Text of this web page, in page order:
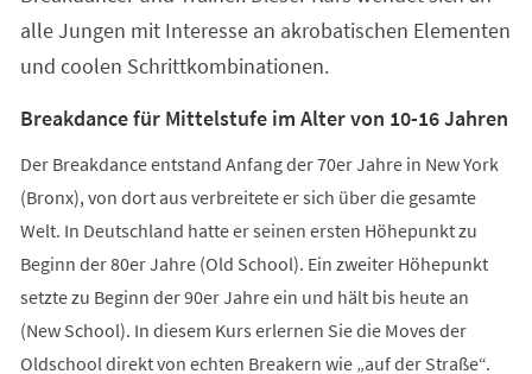
alle Jungen mit Interesse an akrobatischen Elementen
und coolen Schrittkombinationen.
Breakdance für Mittelstufe im Alter von 10-16 Jahren
Der Breakdance entstand Anfang der 70er Jahre in New York
(Bronx), von dort aus verbreitete er sich über die gesamte
Welt. In Deutschland hatte er seinen ersten Höhepunkt zu
Beginn der 80er Jahre (Old School). Ein zweiter Höhepunkt
setzte zu Beginn der 90er Jahre ein und hält bis heute an
(New School). In diesem Kurs erlernen Sie die Moves der
Oldschool direkt von echten Breakern wie „auf der Straße“.